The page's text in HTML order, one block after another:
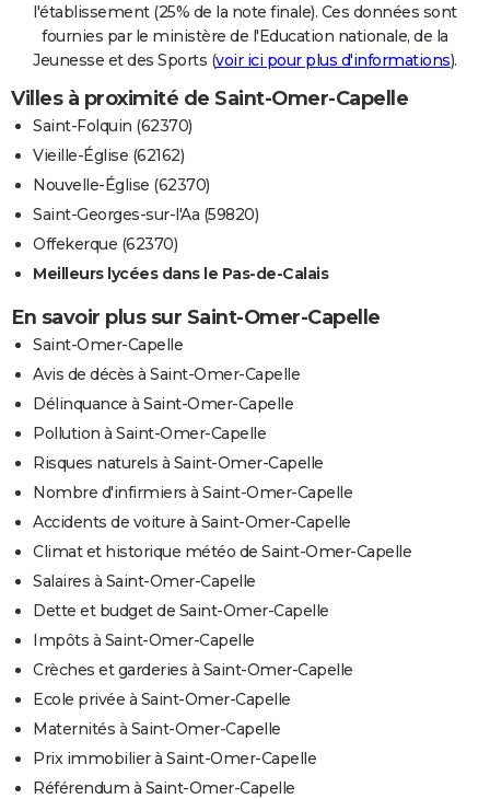
l'établissement (25% de la note finale). Ces données sont
fournies par le ministère de l'Education nationale, de la
Jeunesse et des Sports (voir ici pour plus d'informations).
Villes à proximité de Saint-Omer-Capelle
Saint-Folquin (62370)
Vieille-Église (62162)
Nouvelle-Église (62370)
Saint-Georges-sur-l'Aa (59820)
Offekerque (62370)
Meilleurs lycées dans le Pas-de-Calais
En savoir plus sur Saint-Omer-Capelle
Saint-Omer-Capelle
Avis de décès à Saint-Omer-Capelle
Délinquance à Saint-Omer-Capelle
Pollution à Saint-Omer-Capelle
Risques naturels à Saint-Omer-Capelle
Nombre d'infirmiers à Saint-Omer-Capelle
Accidents de voiture à Saint-Omer-Capelle
Climat et historique météo de Saint-Omer-Capelle
Salaires à Saint-Omer-Capelle
Dette et budget de Saint-Omer-Capelle
Impôts à Saint-Omer-Capelle
Crèches et garderies à Saint-Omer-Capelle
Ecole privée à Saint-Omer-Capelle
Maternités à Saint-Omer-Capelle
Prix immobilier à Saint-Omer-Capelle
Référendum à Saint-Omer-Capelle